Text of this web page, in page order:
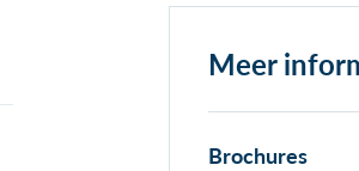
Meer
Brochures